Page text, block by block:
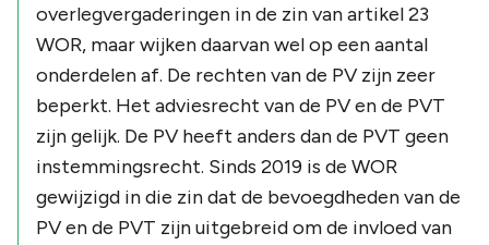
overlegvergaderingen in de zin van artikel 23
WOR, maar wijken daarvan wel op een aantal
onderdelen af. De rechten van de PV zijn zeer
beperkt. Het adviesrecht van de PV en de PVT
zijn gelijk. De PV heeft anders dan de PVT geen
instemmingsrecht. Sinds 2019 is de WOR
gewijzigd in die zin dat de bevoegdheden van de
PV en de PVT zijn uitgebreid om de invloed van